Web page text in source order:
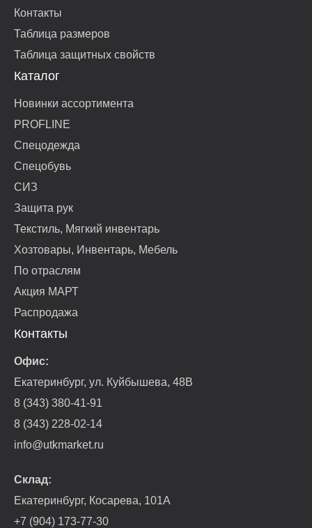
Контакты
Таблица размеров
Таблица защитных свойств
Каталог
Новинки ассортимента
PROFLINE
Спецодежда
Спецобувь
СИЗ
Защита рук
Текстиль, Мягкий инвентарь
Хозтовары, Инвентарь, Мебель
По отраслям
Акция МАРТ
Распродажа
Контакты
Офис:
Екатеринбург, ул. Куйбышева, 48В
8 (343) 380-41-91
8 (343) 228-02-14
info@utkmarket.ru
Склад:
Екатеринбург, Косарева, 101А
+7 (904) 173-77-30